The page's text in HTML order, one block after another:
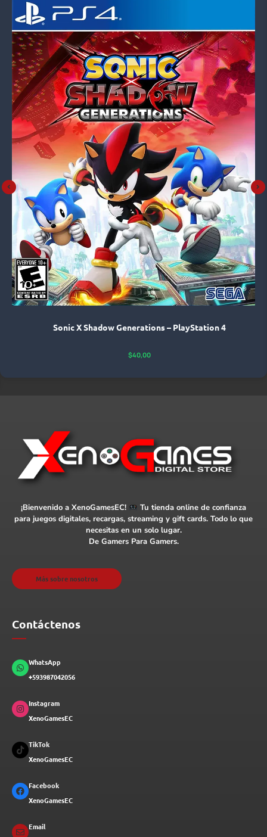
Sonic X Shadow Generations – PlayStation 4
$40,00
¡Bienvenido a XenoGamesEC!
Tu tienda online de confianza
para juegos digitales, recargas, streaming y gift cards. Todo lo que
necesitas en un solo lugar.
De Gamers Para Gamers.
Más sobre nosotros
Contáctenos
WhatsApp
+593987042056
Instagram
XenoGamesEC
TikTok
XenoGamesEC
Facebook
XenoGamesEC
Email